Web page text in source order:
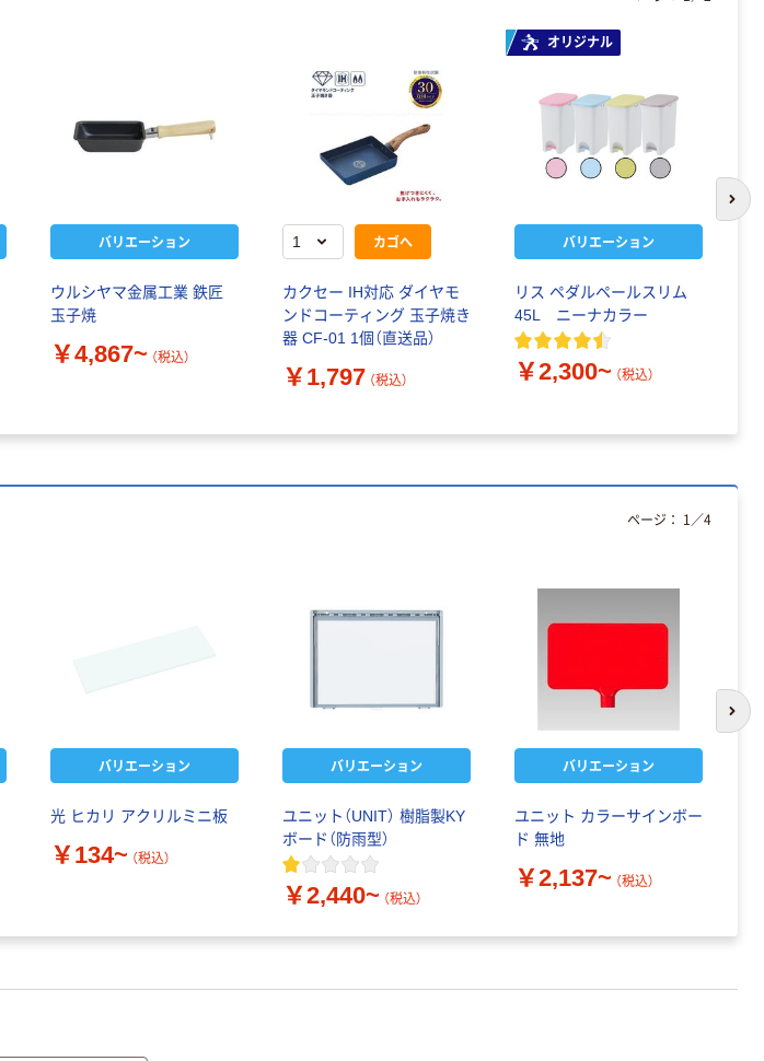
バリエーション
ウルシヤマ金属工業 鉄匠
玉子焼
￥4,867~ （税込）
カゴへ
カクセー IH対応 ダイヤモ
ンドコーティング 玉子焼き
器 CF-01 1個（直送品）
￥1,797 （税込）
オリジナル
バリエーション
リス ペダルペールスリム
45L ニーナカラー
￥2,300~ （税込）
次
バリエーション
光 ヒカリ アクリルミニ板
￥134~ （税込）
バリエーション
ユニット（UNIT） 樹脂製KY
ボード（防雨型）
￥2,440~ （税込）
バリエーション
ユニット カラーサインボー
ド 無地
￥2,137~ （税込）
ページ： 1 ／4
次